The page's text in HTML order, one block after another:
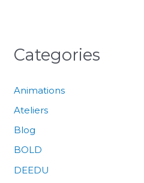
Categories
Animations
Ateliers
Blog
BOLD
DEEDU